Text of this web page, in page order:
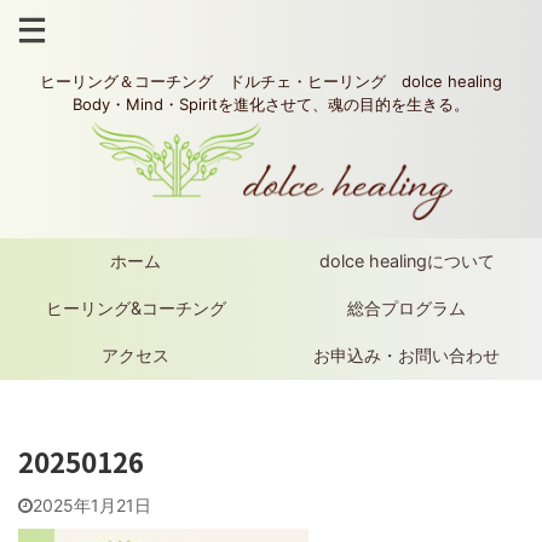
ヒーリング＆コーチング ドルチェ・ヒーリング dolce healing
Body・Mind・Spiritを進化させて、魂の目的を生きる。
ホーム dolce healingについて
ヒーリング&コーチング 総合プログラム
アクセス お申込み・お問い合わせ
20250126
2025年1月21日